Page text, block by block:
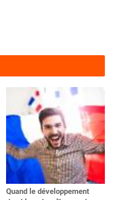
Quand le développement